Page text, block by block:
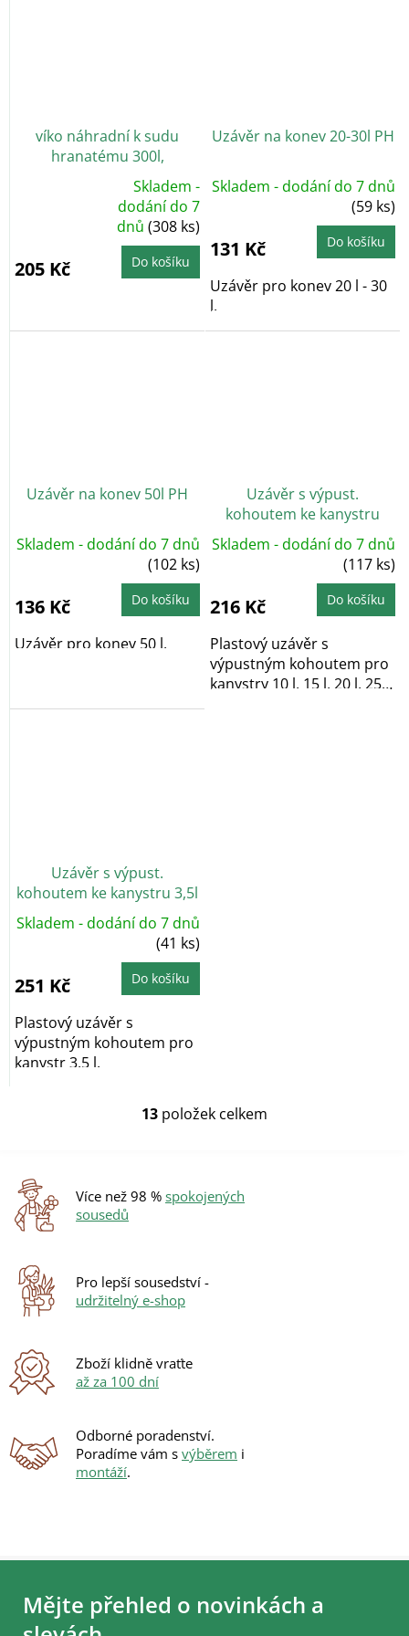
víko náhradní k sudu
hranatému 300l,
60,5x80,5cm PH
z
5
hvězdiček.
Skladem -
dodání do 7
dnů(308 ks)
205 Kč Do košíku
Uzávěr na konev 20-30l PH
Skladem - dodání do 7 dnů
(59 ks)
131 Kč Do košíku
Uzávěr pro konev 20 l - 30
l.
Uzávěr na konev 50l PH
Skladem - dodání do 7 dnů
(102 ks)
136 Kč Do košíku
Uzávěr pro konev 50 l.
Uzávěr s výpust.
kohoutem ke kanystru
10,15,20,25l a SDH 40,50l
PH
Skladem - dodání do 7 dnů
(117 ks)
216 Kč Do košíku
Plastový uzávěr s
výpustným kohoutem pro
kanystry 10 l, 15 l, 20 l, 25 l
Uzávěr s výpust.
kohoutem ke kanystru 3,5l
PH
Skladem - dodání do 7 dnů
(41 ks)
251 Kč Do košíku
Plastový uzávěr s
výpustným kohoutem pro
kanystr 3,5 l.
O
d
a
u
13 položek celkem
Více než 98 % spokojených
sousedů
Pro lepší sousedství -
udržitelný e-shop
Zboží klidně vraťte
až za 100 dní
Odborné poradenství.
Poradíme vám s výběrem i
montáží.
Z
Mějte přehled o novinkách a